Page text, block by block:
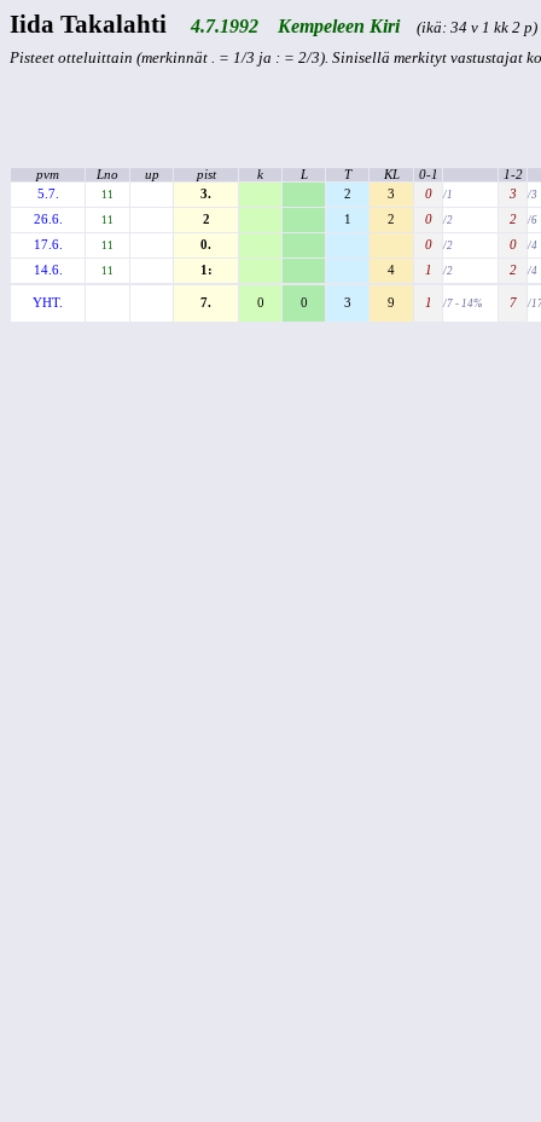
Iida Takalahti 4.7.1992 Kempeleen Kiri
(ikä: 34 v 1 kk 2 p)
Pisteet otteluittain (merkinnät . = 1/3 ja : = 2/3). Sinisellä merkityt vastustajat
pvm Lno up pist k L T KL 0-1
1-2
5.7.
11 3. 2 3 0 /1 3 /3
26.6. 11 2 1 2 0 /2 2 /6
17.6. 11 0. 0 /2 0 /4
14.6. 11 1: 4 1 /2 2 /4
YHT. 7. 0 0 3 9 1 /7 - 14% 7 /